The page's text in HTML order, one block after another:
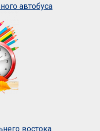
автобуса
востока